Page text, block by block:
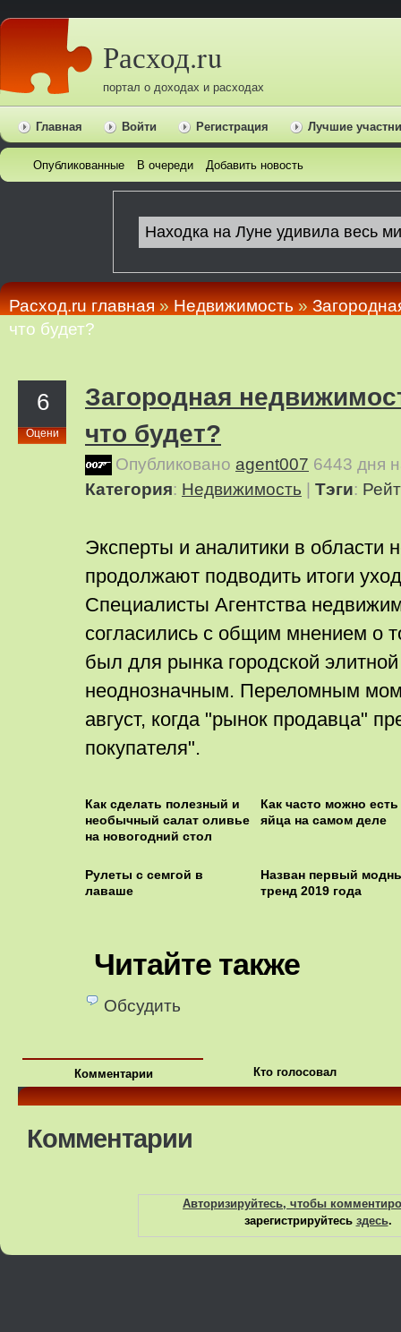
Расход.ru
портал о доходах и расходах
Главная Войти Регистрация Лучшие
Опубликованные В очереди Добавить новость
Расход.ru главная»Недвижимость»
что будет?
6
Оцени
Загородная
что будет?
Опубликовано agent007 6443 дня
Категория: Недвижимость Тэги:
Эксперты и аналитики в области
продолжают подводить итоги
Специалисты Агентства
согласились с общим мнением о
был для рынка городской
неоднозначным. Переломным
август, когда "рынок продавца"
покупателя".
Как сделать полезный и
необычный салат оливье
на новогодний стол
Как часто можно есть
яйца на самом деле
Рулеты с семгой в
лаваше
Назван первый
тренд 2019 года
Читайте также
Обсудить
Комментарии Кто голосовал
Комментарии
Авторизируйтесь, чтобы
зарегистрируйтесь здесь.